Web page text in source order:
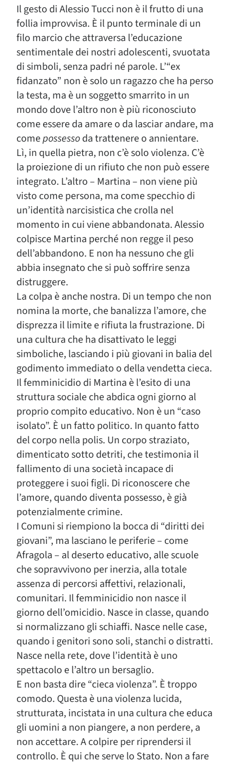
Il gesto di Alessio Tucci non è il frutto di una
follia improvvisa. È il punto terminale di un
filo marcio che attraversa l’educazione
sentimentale dei nostri adolescenti, svuotata
di simboli, senza padri né parole. L’“ex
fidanzato” non è solo un ragazzo che ha perso
la testa, ma è un soggetto smarrito in un
mondo dove l’altro non è più riconosciuto
come essere da amare o da lasciar andare, ma
comepossessoda trattenere o annientare.
Lì, in quella pietra, non c’è solo violenza. C’è
la proiezione di un rifiuto che non può essere
integrato. L’altro – Martina – non viene più
visto come persona, ma come specchio di
un’identità narcisistica che crolla nel
momento in cui viene abbandonata. Alessio
colpisce Martina perché non regge il peso
dell’abbandono. E non ha nessuno che gli
abbia insegnato che si può soffrire senza
distruggere.
La colpa è anche nostra. Di un tempo che non
nomina la morte, che banalizza l’amore, che
disprezza il limite e rifiuta la frustrazione. Di
una cultura che ha disattivato le leggi
simboliche, lasciando i più giovani in balia del
godimento immediato o della vendetta cieca.
Il femminicidio di Martina è l’esito di una
struttura sociale che abdica ogni giorno al
proprio compito educativo. Non è un “caso
isolato”. È un fatto politico. In quanto fatto
del corpo nella polis. Un corpo straziato,
dimenticato sotto detriti, che testimonia il
fallimento di una società incapace di
proteggere i suoi figli. Di riconoscere che
l’amore, quando diventa possesso, è già
potenzialmente crimine.
I Comuni si riempiono la bocca di “diritti dei
giovani”, ma lasciano le periferie – come
Afragola – al deserto educativo, alle scuole
che sopravvivono per inerzia, alla totale
assenza di percorsi affettivi, relazionali,
comunitari. Il femminicidio non nasce il
giorno dell’omicidio. Nasce in classe, quando
si normalizzano gli schiaffi. Nasce nelle case,
quando i genitori sono soli, stanchi o distratti.
Nasce nella rete, dove l’identità è uno
spettacolo e l’altro un bersaglio.
E non basta dire “cieca violenza”. È troppo
comodo. Questa è una violenza lucida,
strutturata, incistata in una cultura che educa
gli uomini a non piangere, a non perdere, a
non accettare. A colpire per riprendersi il
controllo. È qui che serve lo Stato. Non a fare